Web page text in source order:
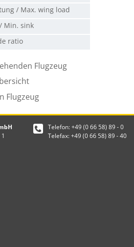
/ Max. wing load
Min. sink
ratio
Flugzeug
Flugzeug
Telefon: +49 (0 66 58) 89 - 0
Telefax: +49 (0 66 58) 89 - 40